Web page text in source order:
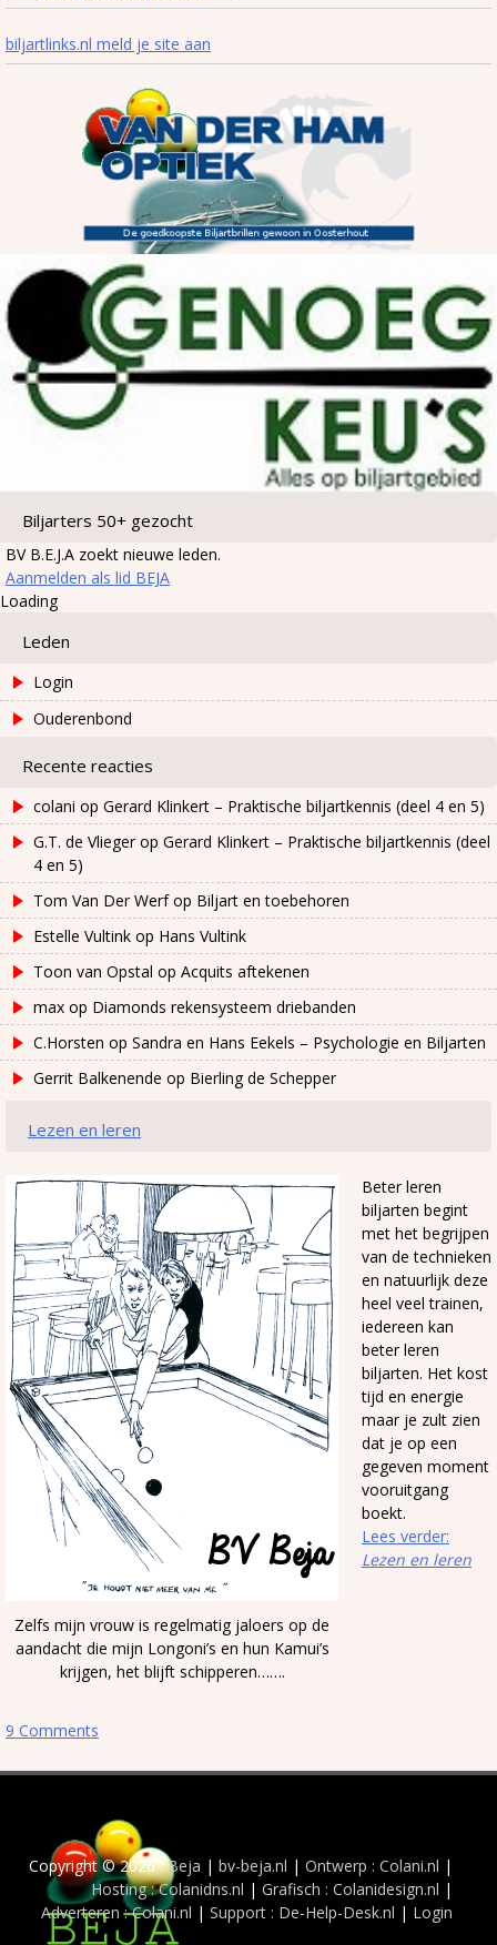
biljartlinks.nl meld je site aan
Biljarters 50+ gezocht
BV B.E.J.A zoekt nieuwe leden.
Aanmelden als lid BEJA
Loading
Leden
Login
Ouderenbond
Recente reacties
colani op Gerard Klinkert – Praktische biljartkennis (deel 4 en 5)
G.T. de Vliegerop Gerard Klinkert – Praktische biljartkennis (deel
4 en 5)
Tom Van Der Werfop Biljart en toebehoren
Estelle Vultink op Hans Vultink
Toon van Opstal op Acquits aftekenen
max op Diamonds rekensysteem driebanden
C.Horsten op Sandra en Hans Eekels – Psychologie en Biljarten
Gerrit Balkenende op Bierling de Schepper
Lezen en leren
Zelfs mijn vrouw is regelmatig jaloers op de
aandacht die mijn Longoni’s en hun Kamui’s
krijgen, het blijft schipperen…….
Beter leren
biljarten begint
met het begrijpen
van de technieken
en natuurlijk deze
heel veel trainen,
iedereen kan
beter leren
biljarten. Het kost
tijd en energie
maar je zult zien
dat je op een
gegeven moment
vooruitgang
boekt.
Lees verder:
Lezen en leren
9 Comments
Copyright © 2026 :Beja | bv-beja.nl | Ontwerp : Colani.nl |
Hosting : Colanidns.nl | Grafisch : Colanidesign.nl |
Adverteren : Colani.nl | Support : De-Help-Desk.nl | Login